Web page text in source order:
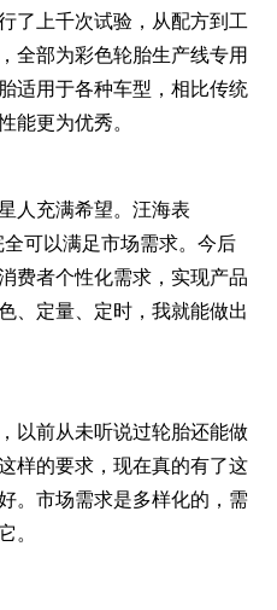
了上千次试验，从配方到工
全部为彩色轮胎生产线专用
适用于各种车型，相比传统
能更为优秀。
人充满希望。汪海表
可以满足市场需求。今后
费者个性化需求，实现产品
、定量、定时，我就能做出
以前从未听说过轮胎还能做
样的要求，现在真的有了这
。市场需求是多样化的，需
。